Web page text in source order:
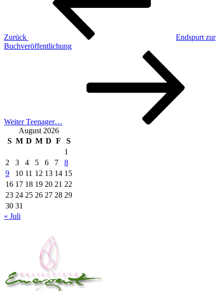
Zurück
Endspurt zur
Buchveröffentlichung
Weiter Teenager…
August 2026
S M D M D F
S
1
2
3 4 5 6 7
8
9
10 11 12 13 14 15
16 17 18 19 20 21 22
23 24 25 26 27 28 29
30 31
« Juli